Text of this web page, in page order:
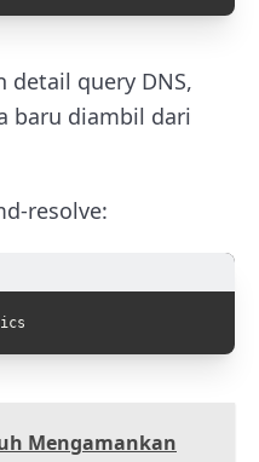
detail query DNS,
baru diambil dari
resolve:
Mengamankan